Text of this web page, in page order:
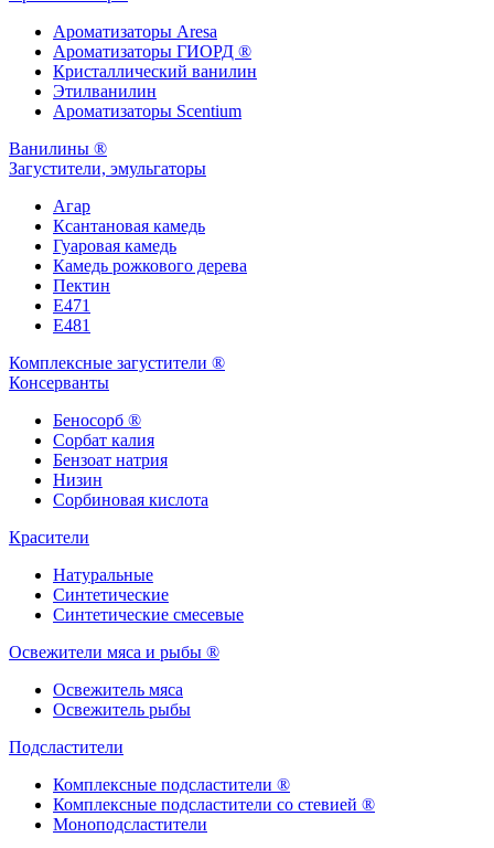
Ароматизаторы Aresa
Ароматизаторы ГИОРД ®
Кристаллический ванилин
Этилванилин
Ароматизаторы Scentium
Ванилины ®
Загустители, эмульгаторы
Агар
Ксантановая камедь
Гуаровая камедь
Камедь рожкового дерева
Пектин
Е471
Е481
Комплексные загустители ®
Консерванты
Беносорб ®
Сорбат калия
Бензоат натрия
Низин
Сорбиновая кислота
Красители
Натуральные
Синтетические
Синтетические смесевые
Освежители мяса и рыбы ®
Освежитель мяса
Освежитель рыбы
Подсластители
Комплексные подсластители ®
Комплексные подсластители со стевией ®
Моноподсластители